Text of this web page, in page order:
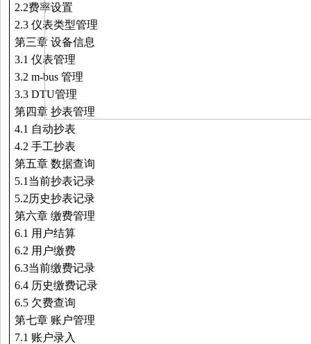
2.2费率设置
2.3 仪表类型管理
第三章 设备信息
3.1 仪表管理
3.2 m-bus 管理
3.3 DTU管理
第四章 抄表管理
4.1 自动抄表
4.2 手工抄表
第五章 数据查询
5.1 当前抄表记录
5.2历史抄表记录
第六章 缴费管理
6.1 用户结算
6.2 用户缴费
6.3当前缴费记录
6.4 历史缴费记录
6.5 欠费查询
第七章 账户管理
7.1 账户录入